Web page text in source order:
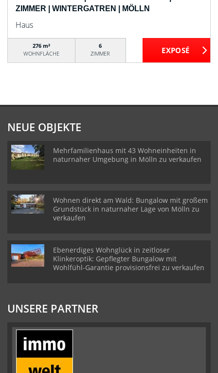
ZIMMER | WINTERGATREN | MÖLLN
Haus
276 m²
WOHNFLÄCHE
6
ZIMMER
NEUE OBJEKTE
Mehrfamilienhaus mit 43 Wohneinheiten in
naturnaher Umgebung in Mölln zu verkaufen
Wohnen direkt am Wald: Bungalow mit großem
Grundstück in naturnaher Lage von Mölln zu
verkaufen
Ebenerdiges Wohnglück in zeitloser
Klinkeroptik: Gepflegter Bungalow mit
Wohlfühl-Garantie provisionsfrei zu verkaufen
UNSERE PARTNER